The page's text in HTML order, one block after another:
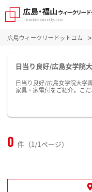
広島ウィークリードットコム
日当り良好/広島女学院
日当り良好/広島女学院大学
家具・家電付をご紹介。こ
0 件（1/1ページ）